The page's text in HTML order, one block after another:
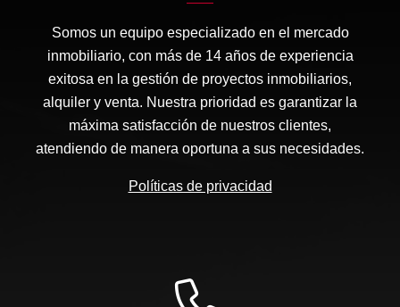
Somos un equipo especializado en el mercado
inmobiliario, con más de 14 años de experiencia
exitosa en la gestión de proyectos inmobiliarios,
alquiler y venta. Nuestra prioridad es garantizar la
máxima satisfacción de nuestros clientes,
atendiendo de manera oportuna a sus necesidades.
Políticas de privacidad